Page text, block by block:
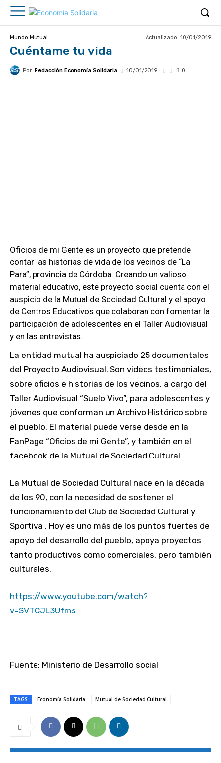
Mundo Mutual Actualizado: 10/01/2019
Cuéntame tu vida
Por Redacción Economía Solidaria 10/01/2019 0
Oficios de mi Gente es un proyecto que pretende
contar las historias de vida de los vecinos de “La
Para”, provincia de Córdoba. Creando un valioso
material educativo, este proyecto social cuenta con el
auspicio de la Mutual de Sociedad Cultural y el apoyo
de Centros Educativos que colaboran con fomentar la
participación de adolescentes en el Taller Audiovisual
y en las entrevistas.
La entidad mutual ha auspiciado 25 documentales
del Proyecto Audiovisual. Son videos testimoniales,
sobre oficios e historias de los vecinos, a cargo del
Taller Audiovisual “Suelo Vivo”, para adolescentes y
jóvenes que conforman un Archivo Histórico sobre
el pueblo. El material puede verse desde en la
FanPage “Oficios de mi Gente”, y también en el
facebook de la Mutual de Sociedad Cultural
La Mutual de Sociedad Cultural nace en la década
de los 90, con la necesidad de sostener el
funcionamiento del Club de Sociedad Cultural y
Sportiva , Hoy es uno más de los puntos fuertes de
apoyo del desarrollo del pueblo, apoya proyectos
tanto productivos como comerciales, pero también
culturales.
https://www.youtube.com/watch?
v=SVTCJL3Ufms
Fuente: Ministerio de Desarrollo social
TAGS Economía Solidaria Mutual de Sociedad Cultural